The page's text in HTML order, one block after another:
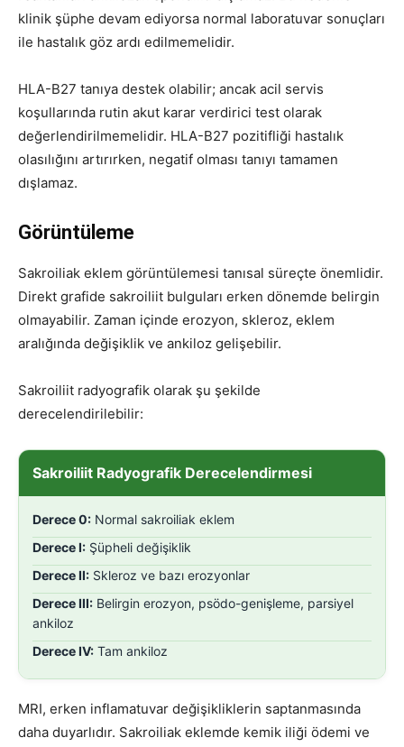
klinik şüphe devam ediyorsa normal laboratuvar sonuçları
ile hastalık göz ardı edilmemelidir.
HLA-B27 tanıya destek olabilir; ancak acil servis
koşullarında rutin akut karar verdirici test olarak
değerlendirilmemelidir. HLA-B27 pozitifliği hastalık
olasılığını artırırken, negatif olması tanıyı tamamen
dışlamaz.
Görüntüleme
Sakroiliak eklem görüntülemesi tanısal süreçte önemlidir.
Direkt grafide sakroiliit bulguları erken dönemde belirgin
olmayabilir. Zaman içinde erozyon, skleroz, eklem
aralığında değişiklik ve ankiloz gelişebilir.
Sakroiliit radyografik olarak şu şekilde
derecelendirilebilir:
Sakroiliit Radyografik Derecelendirmesi
Derece 0: Normal sakroiliak eklem
Derece I: Şüpheli değişiklik
Derece II: Skleroz ve bazı erozyonlar
Derece III: Belirgin erozyon, psödo-genişleme, parsiyel
ankiloz
Derece IV: Tam ankiloz
MRI, erken inflamatuvar değişikliklerin saptanmasında
daha duyarlıdır. Sakroiliak eklemde kemik iliği ödemi ve